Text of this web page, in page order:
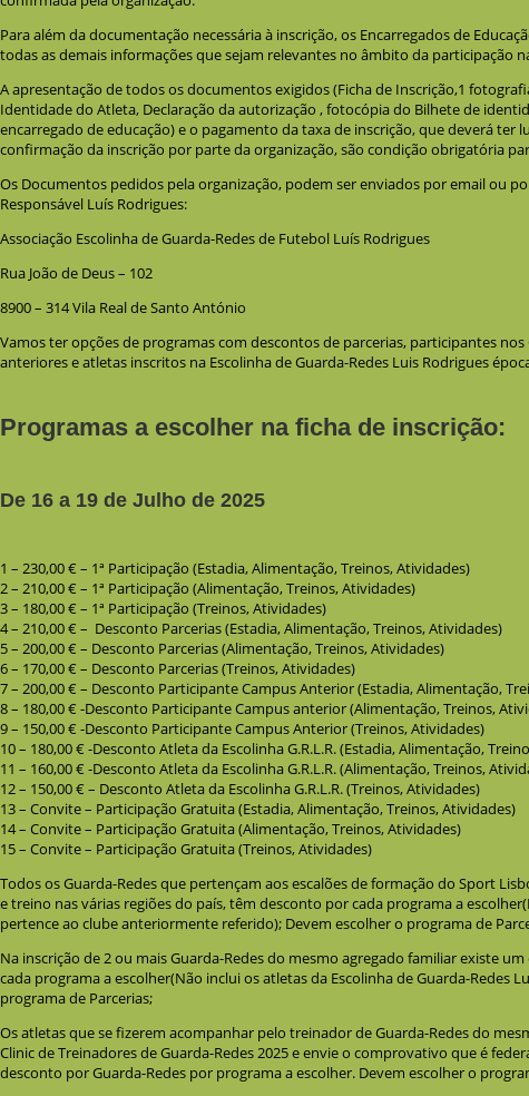
Para além da documentação necessária à inscrição, os Encarregados de
todas as demais informações que sejam relevantes no âmbito da participação
A apresentação de todos os documentos exigidos (Ficha de Inscrição,1
Identidade do Atleta, Declaração da autorização , fotocópia do Bilhete de
encarregado de educação) e o pagamento da taxa de inscrição, que deverá ter
confirmação da inscrição por parte da organização, são condição obrigatória
Os Documentos pedidos pela organização, podem ser enviados por email ou
Responsável Luís Rodrigues:
Associação Escolinha de Guarda-Redes de Futebol Luís Rodrigues
Rua João de Deus – 102
8900 – 314 Vila Real de Santo António
Vamos ter opções de programas com descontos de parcerias, participantes nos
anteriores e atletas inscritos na Escolinha de Guarda-Redes Luis Rodrigues
Programas a escolher na ficha de inscrição:
De 16 a 19 de Julho de 2025
1 – 230,00 € – 1ª Participação (Estadia, Alimentação, Treinos, Atividades)
2 – 210,00 € – 1ª Participação (Alimentação, Treinos, Atividades)
3 – 180,00 € – 1ª Participação (Treinos, Atividades)
4 – 210,00 € – Desconto Parcerias (Estadia, Alimentação, Treinos, Atividades)
5 – 200,00 € – Desconto Parcerias (Alimentação, Treinos, Atividades)
6 – 170,00 € – Desconto Parcerias (Treinos, Atividades)
7 – 200,00 € – Desconto Participante Campus Anterior (Estadia, Alimentação,
8 – 180,00 € -Desconto Participante Campus anterior (Alimentação, Treinos,
9 – 150,00 € -Desconto Participante Campus Anterior (Treinos, Atividades)
10 – 180,00 € -Desconto Atleta da Escolinha G.R.L.R. (Estadia, Alimentação,
11 – 160,00 € -Desconto Atleta da Escolinha G.R.L.R. (Alimentação, Treinos,
12 – 150,00 € – Desconto Atleta da Escolinha G.R.L.R. (Treinos, Atividades)
13 – Convite – Participação Gratuita (Estadia, Alimentação, Treinos, Atividades)
14 – Convite – Participação Gratuita (Alimentação, Treinos, Atividades)
15 – Convite – Participação Gratuita (Treinos, Atividades)
Todos os Guarda-Redes que pertençam aos escalões de formação do Sport
e treino nas várias regiões do país, têm desconto por cada programa a
pertence ao clube anteriormente referido); Devem escolher o programa de
Na inscrição de 2 ou mais Guarda-Redes do mesmo agregado familiar existe
cada programa a escolher(Não inclui os atletas da Escolinha de Guarda-Redes
programa de Parcerias;
Os atletas que se fizerem acompanhar pelo treinador de Guarda-Redes do
Clinic de Treinadores de Guarda-Redes 2025 e envie o comprovativo que é
desconto por Guarda-Redes por programa a escolher. Devem escolher o